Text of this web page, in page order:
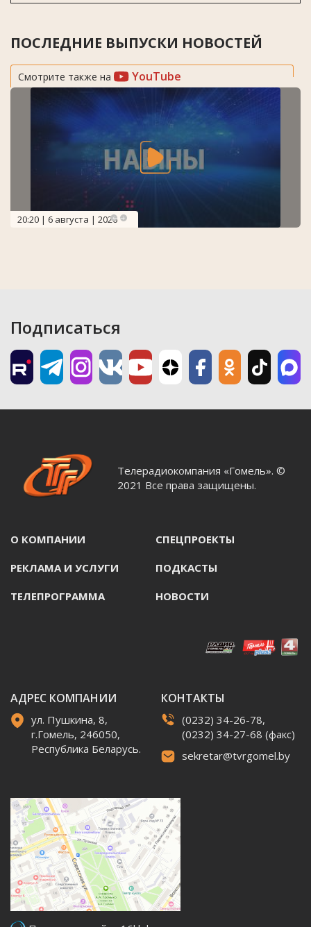
ПОСЛЕДНИЕ ВЫПУСКИ НОВОСТЕЙ
Смотрите также на YouTube
20:20 | 6 августа | 2026
Подписаться
Телерадиокомпания «Гомель». ©
2021 Все права защищены.
О КОМПАНИИ СПЕЦПРОЕКТЫ
РЕКЛАМА И УСЛУГИ ПОДКАСТЫ
ТЕЛЕПРОГРАММА НОВОСТИ
АДРЕС КОМПАНИИ
ул. Пушкина, 8,
г.Гомель, 246050,
Республика Беларусь.
КОНТАКТЫ
(0232) 34-26-78,
(0232) 34-27-68 (факс)
sekretar@tvrgomel.by